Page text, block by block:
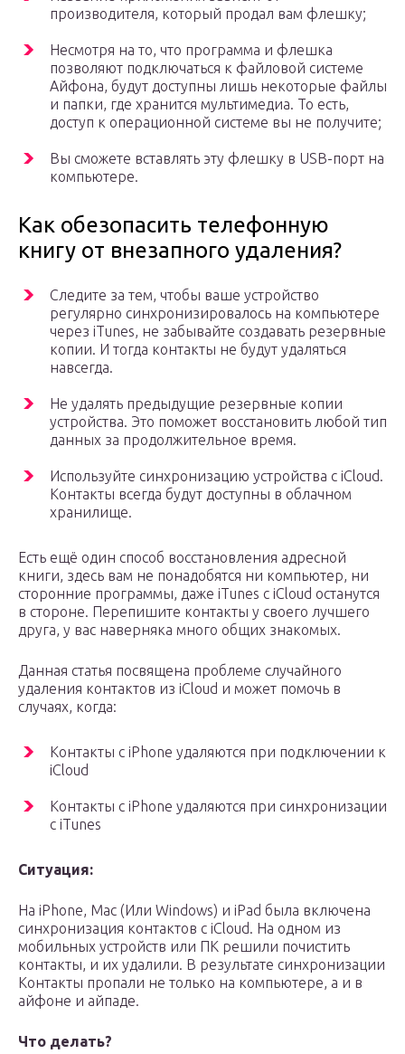
производителя, который продал вам флешку;
Несмотря на то, что программа и флешка
позволяют подключаться к файловой системе
Айфона, будут доступны лишь некоторые файлы
и папки, где хранится мультимедиа. То есть,
доступ к операционной системе вы не получите;
Вы сможете вставлять эту флешку в USB-порт на
компьютере.
Как обезопасить телефонную
книгу от внезапного удаления?
Следите за тем, чтобы ваше устройство
регулярно синхронизировалось на компьютере
через iTunes, не забывайте создавать резервные
копии. И тогда контакты не будут удаляться
навсегда.
Не удалять предыдущие резервные копии
устройства. Это поможет восстановить любой тип
данных за продолжительное время.
Используйте синхронизацию устройства с iCloud.
Контакты всегда будут доступны в облачном
хранилище.
Есть ещё один способ восстановления адресной
книги, здесь вам не понадобятся ни компьютер, ни
сторонние программы, даже iTunes с iCloud останутся
в стороне. Перепишите контакты у своего лучшего
друга, у вас наверняка много общих знакомых.
Данная статья посвящена проблеме случайного
удаления контактов из iCloud и может помочь в
случаях, когда:
Контакты с iPhone удаляются при подключении к
iCloud
Контакты с iPhone удаляются при синхронизации
с iTunes
Ситуация:
На iPhone, Mac (Или Windows) и iPad была включена
синхронизация контактов с iCloud. На одном из
мобильных устройств или ПК решили почистить
контакты, и их удалили. В результате синхронизации
Контакты пропали не только на компьютере, а и в
айфоне и айпаде.
Что делать?